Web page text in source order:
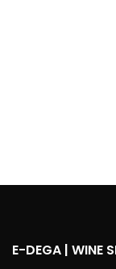
E-DEGA | WINE